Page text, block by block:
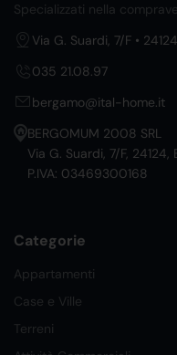
Specializzati nella
Via G. Suardi, 7/F •
035 21.08.97
bergamo@ital-home.it
BERGOMUM 2008 SRL
Via G. Suardi, 7/F, 24124,
P.IVA: 03469300168
Categorie
Appartamenti
Case e Ville
Terreni